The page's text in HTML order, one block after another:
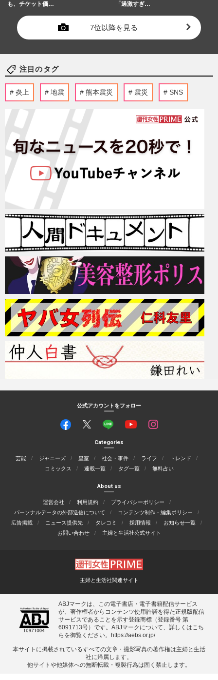
も、チケット価…
「過激すぎ…
7位以降を見る
注目のタグ
炎上 地震 熊本震災 震災 SNS
公式アカウントをフォロー
Categories
芸能 ジャニーズ 皇室 社会・事件 ライフ
トレンド
コミックス
連載一覧 タグ一覧 無料占い
About us
運営会社 利用規約
プライバシーポリシー
パーソナルデータの外部送信について
コンテンツ制作・編集ポリシー
広告掲載
ニュース提供先 タレコミ 採用情報
お知らせ一覧
お問い合わせ
主婦と生活社公式サイト
主婦と生活社関連サイト
ABJマークは、この電子書店・電子書籍配信サービス
が、著作権者からコンテンツ使用許諾を得た正規版配信
サービスであることを示す登録商標（登録番号 第
6091713号）です。ABJマークについて、詳しくはこち
らを御覧ください。
https://aebs.or.jp/
本サイトに掲載されているすべての⽂章・撮影写真の著作権は主婦と⽣活
社に帰属します。
他サイトや他媒体への無断転載・複製⾏為は固く禁⽌します。